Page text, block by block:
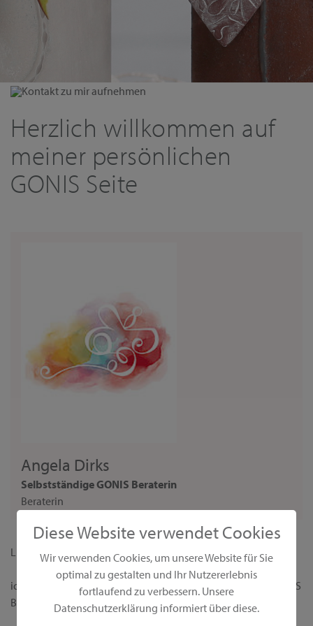
Diese Website verwendet Cookies
Wir verwenden Cookies, um unsere Website für Sie
optimal zu gestalten und Ihr Nutzererlebnis
fortlaufend zu verbessern. Unsere
Datenschutzerklärung informiert über diese.
Kontakt zu mir aufnehmen
Herzlich willkommen auf
meiner persönlichen
GONIS Seite
Angela Dirks
Selbstständige GONIS Beraterin
Beraterin
Liebe Interessentin,
ich begrüße dich ganz herzlich auf meiner persönlichen GONIS
Beraterseite!